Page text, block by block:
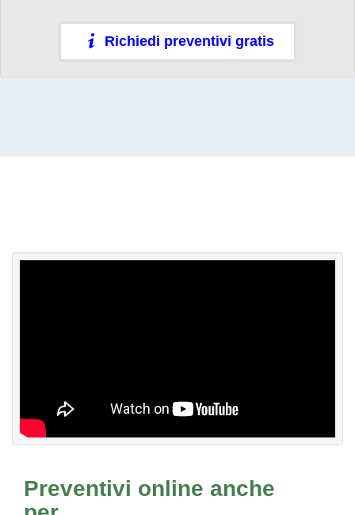
Richiedi preventivi gratis
Preventivi online anche